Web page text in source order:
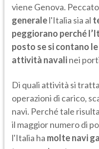
viene Genova.
generalel'Italia sia al
peggiorano perché
posto se si contano
attività navalinei
Di quali attività si
operazioni di carico,
navi. Perché tale
il maggior numero di
l'Italia ha molte navi